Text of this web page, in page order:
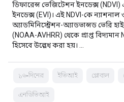
ডিফারেন্স ভেজিটেশন ইনডেক্স
ইনডেক্স (EVI)। এই NDVI-কে
অ্যাডমিনিস্ট্রেশন-অ্যাডভান্সড ভেরি
(NOAA-AVHRR) থেকে প্রাপ্ত
হিসেবে উল্লেখ করা হয়। …
১৬-দিনের ইভিআই গ্লোবাল
এনডিভিআই